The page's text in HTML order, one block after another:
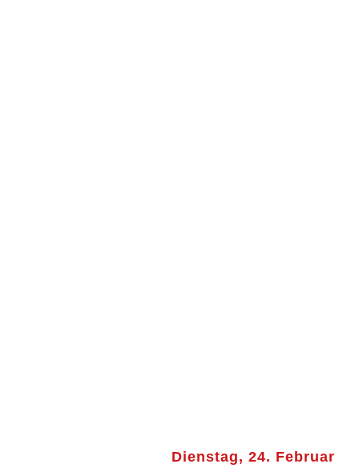
Dienstag, 24. Februar